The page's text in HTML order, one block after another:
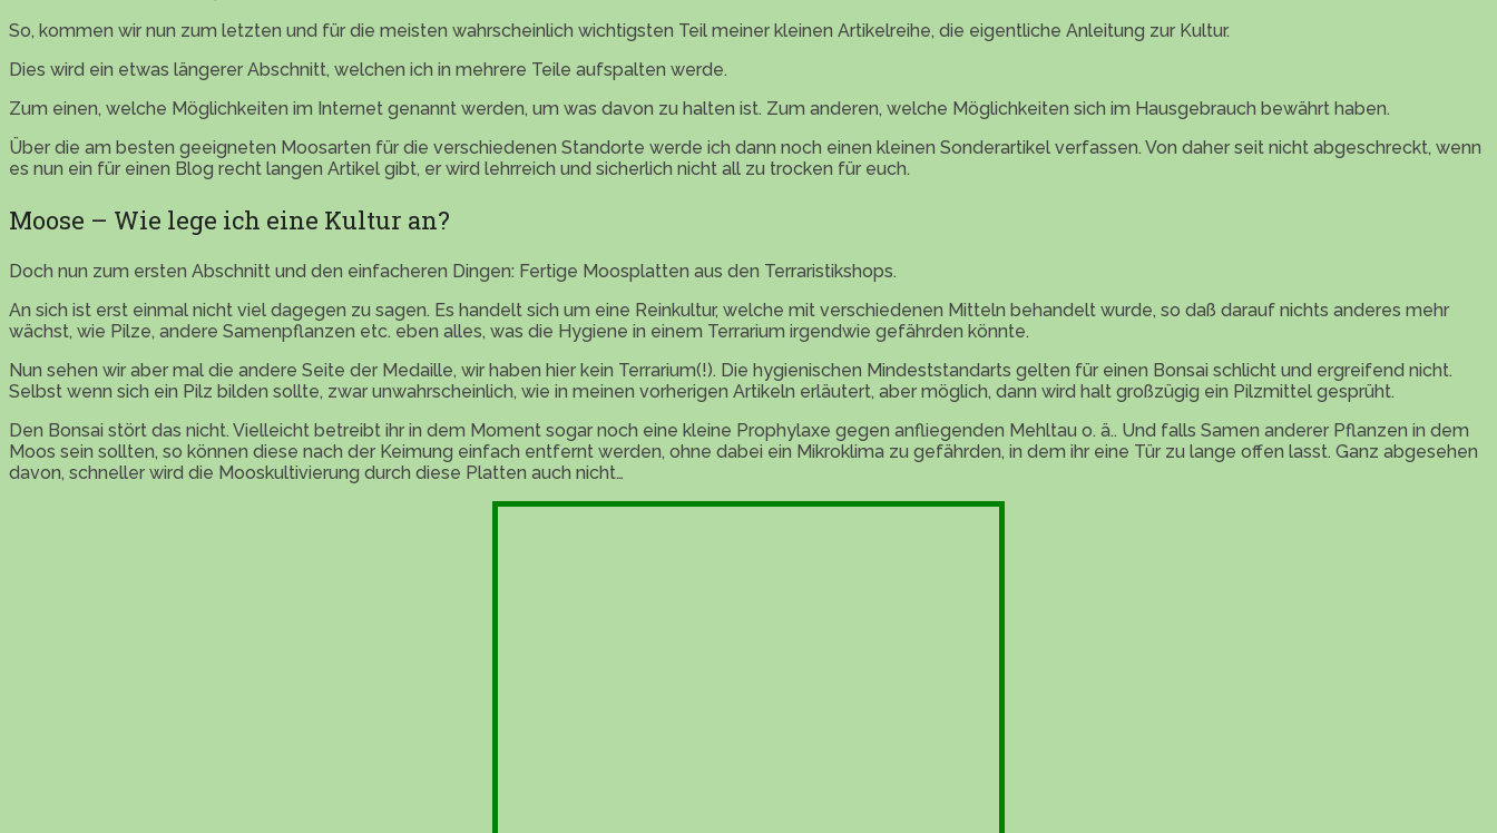
So, kommen wir nun zum letzten und für die meisten wahrscheinlich wichtigsten Teil meiner kleinen Artikelreihe, die eigentliche Anleitung zur Kultur.
Dies wird ein etwas längerer Abschnitt, welchen ich in mehrere Teile aufspalten werde.
Zum einen, welche Möglichkeiten im Internet genannt werden, um was davon zu halten ist. Zum anderen, welche Möglichkeiten sich im Hausgebrauch bewährt haben.
Über die am besten geeigneten Moosarten für die verschiedenen Standorte werde ich dann noch einen kleinen Sonderartikel verfassen. Von daher seit nicht abgeschreckt, wenn
es nun ein für einen Blog recht langen Artikel gibt, er wird lehrreich und sicherlich nicht all zu trocken für euch.
Moose – Wie lege ich eine Kultur an?
Doch nun zum ersten Abschnitt und den einfacheren Dingen: Fertige Moosplatten aus den Terraristikshops.
An sich ist erst einmal nicht viel dagegen zu sagen. Es handelt sich um eine Reinkultur, welche mit verschiedenen Mitteln behandelt wurde, so daß darauf nichts anderes mehr
wächst, wie Pilze, andere Samenpflanzen etc. eben alles, was die Hygiene in einem Terrarium irgendwie gefährden könnte.
Nun sehen wir aber mal die andere Seite der Medaille, wir haben hier kein Terrarium(!). Die hygienischen Mindeststandarts gelten für einen Bonsai schlicht und ergreifend nicht.
Selbst wenn sich ein Pilz bilden sollte, zwar unwahrscheinlich, wie in meinen vorherigen Artikeln erläutert, aber möglich, dann wird halt großzügig ein Pilzmittel gesprüht.
Den Bonsai stört das nicht. Vielleicht betreibt ihr in dem Moment sogar noch eine kleine Prophylaxe gegen anfliegenden Mehltau o. ä.. Und falls Samen anderer Pflanzen in dem
Moos sein sollten, so können diese nach der Keimung einfach entfernt werden, ohne dabei ein Mikroklima zu gefährden, in dem ihr eine Tür zu lange offen lasst. Ganz abgesehen
davon, schneller wird die Mooskultivierung durch diese Platten auch nicht…